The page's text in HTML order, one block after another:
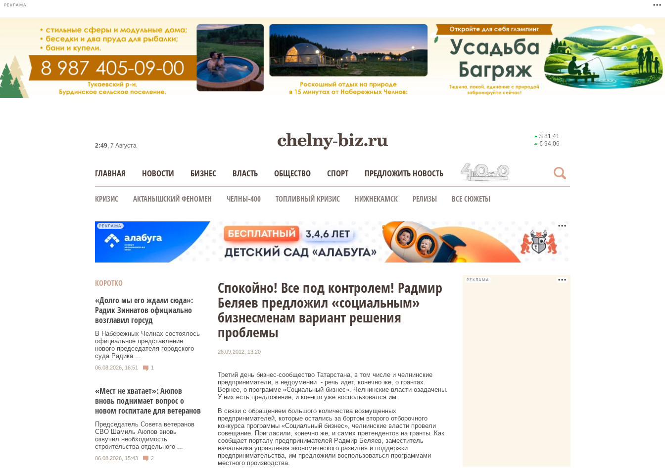
РЕКЛАМА
2:49, 7 Августа
$ 81,41
€ 94,06
ГЛАВНАЯ НОВОСТИ БИЗНЕС ВЛАСТЬ ОБЩЕСТВО СПОРТ ПРЕДЛОЖИТЬ НОВОСТЬ
КРИЗИС АКТАНЫШСКИЙ ФЕНОМЕН ЧЕЛНЫ-400 ТОПЛИВНЫЙ КРИЗИС НИЖНЕКАМСК РЕЛИЗЫ ВСЕ СЮЖЕТЫ
РЕКЛАМА
КОРОТКО
«Долго мы его ждали сюда»:
Радик Зиннатов официально
возглавил горсуд
В Набережных Челнах состоялось
официальное представление
нового председателя городского
суда Радика ...
06.08.2026, 16:51 1
«Мест не хватает»: Аюпов
вновь поднимает вопрос о
новом госпитале для ветеранов
Председатель Совета ветеранов
СВО Шамиль Аюпов вновь
озвучил необходимость
строительства отдельного ...
06.08.2026, 15:43 2
Спокойно! Все под контролем! Радмир
Беляев предложил «социальным»
бизнесменам вариант решения
проблемы
28.09.2012, 13:20
Третий день бизнес-сообщество Татарстана, в том числе и челнинские
предприниматели, в недоумении - речь идет, конечно же, о грантах.
Вернее, о программе «Социальный бизнес». Челнинские власти озадачены.
У них есть предложение, и кое-кто уже воспользовался им.
В связи с обращением большого количества возмущенных
предпринимателей, которые остались за бортом второго отборочного
конкурса программы «Социальный бизнес», челнинские власти провели
совещание. Пригласили, конечно же, и самих претендентов на гранты. Как
сообщает порталу предпринимателей Радмир Беляев, заместитель
начальника управления экономического развития и поддержки
предпринимательства, им предложили воспользоваться программами
местного производства.
РЕКЛАМА